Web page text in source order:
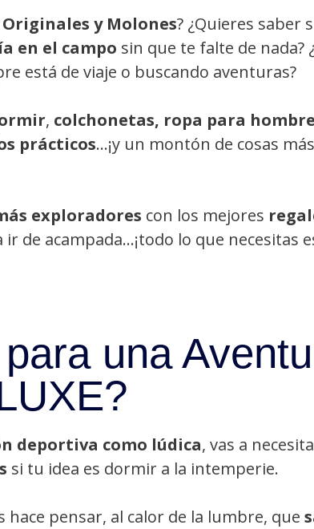
Originales y Molones? ¿Quieres saber
en el campo sin que te falte de nada?
está de viaje o buscando aventuras?
, colchonetas, ropa para
prácticos…¡y un montón de cosas
exploradores con los mejores
de acampada…¡todo lo que necesitas
una
deportiva como lúdica, vas a
si tu idea es dormir a la intemperie.
hace pensar, al calor de la lumbre, que